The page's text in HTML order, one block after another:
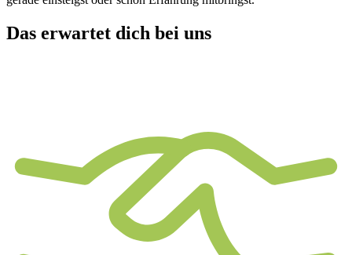
Das erwartet dich bei uns